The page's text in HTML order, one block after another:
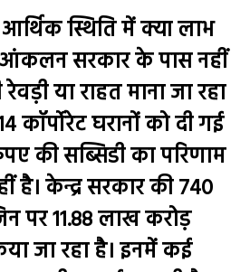
स्थिति में क्या लाभ
सरकार के पास नहीं
या राहत माना जा रहा
घरानों को दी गई
की सब्सिडी का परिणाम
केन्द्र सरकार की 740
पर 11.88 लाख करोड़
जा रहा है। इनमें कई